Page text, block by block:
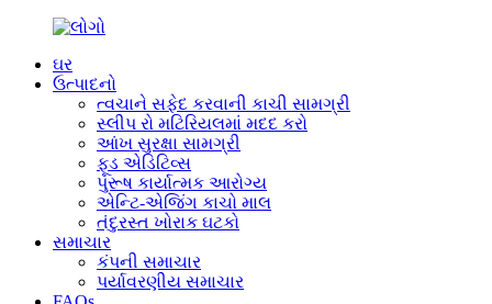
ઘર
ઉત્પાદનો
ત્વચાને સફેદ કરવાની કાચી સામગ્રી
સ્લીપ રો મટિરિયલમાં મદદ કરો
આંખ સુરક્ષા સામગ્રી
ફૂડ એડિટિવ્સ
પુરૂષ કાર્યાત્મક આરોગ્ય
એન્ટિ-એજિંગ કાચો માલ
તંદુરસ્ત ખોરાક ઘટકો
સમાચાર
કંપની સમાચાર
પર્યાવરણીય સમાચાર